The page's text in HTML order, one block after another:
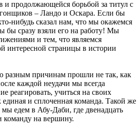
и продолжающейся борьбой за титул с
– Ландо и Оскара. Если бы
нибудь сказал нам, что мы окажемся
бы сразу взяли его на работу! Мы
и тем, что являемся
интересной страницы в истории
разным причинам прошли не так, как
каждой неудачи мы всегда
реагировать, учиться на своих
единая и сплоченная команда. Такой же
едем в Абу-Даби, где двенадцать
команду на вершину.